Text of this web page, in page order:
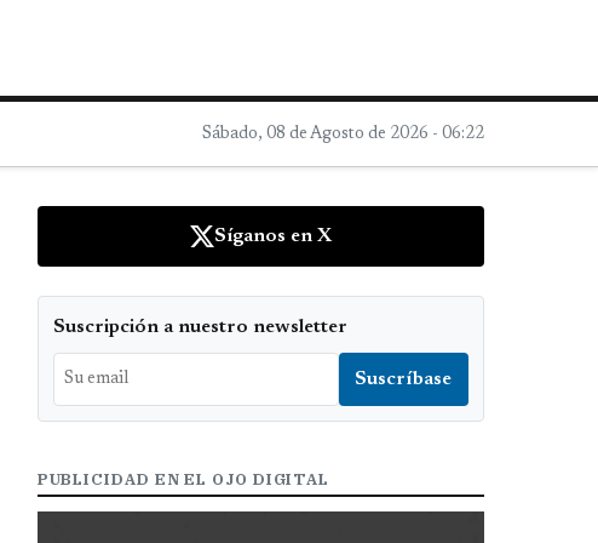
Sábado, 08 de Agosto de 2026 - 06:22
Síganos en X
Suscripción a nuestro newsletter
PUBLICIDAD EN EL OJO DIGITAL